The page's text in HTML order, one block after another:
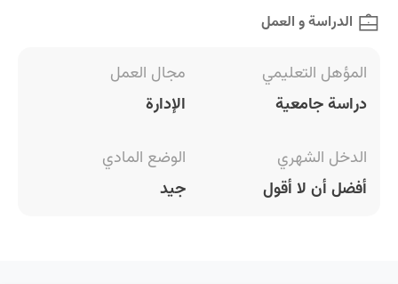
الدراسة و العمل
المؤهل التعليمي
دراسة جامعية
مجال العمل
الإدارة
الدخل الشهري
أفضل أن لا أقول
الوضع المادي
جيد